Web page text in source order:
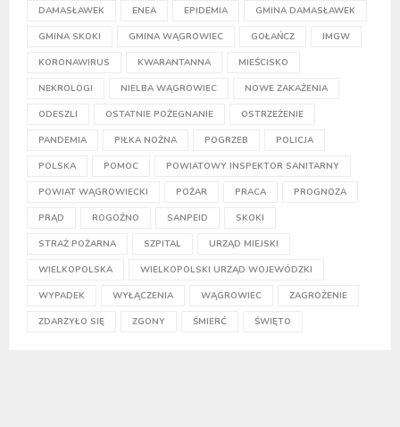
DAMASŁAWEK ENEA EPIDEMIA GMINA DAMASŁAWEK
GMINA SKOKI GMINA WĄGROWIEC GOŁAŃCZ IMGW
KORONAWIRUS KWARANTANNA MIEŚCISKO
NEKROLOGI NIELBA WĄGROWIEC NOWE ZAKAŻENIA
ODESZLI OSTATNIE POŻEGNANIE OSTRZEŻENIE
PANDEMIA PIŁKA NOŻNA POGRZEB POLICJA
POLSKA POMOC POWIATOWY INSPEKTOR SANITARNY
POWIAT WĄGROWIECKI POŻAR PRACA PROGNOZA
PRĄD ROGOŹNO SANPEID SKOKI
STRAŻ POŻARNA SZPITAL URZĄD MIEJSKI
WIELKOPOLSKA WIELKOPOLSKI URZĄD WOJEWÓDZKI
WYPADEK WYŁĄCZENIA WĄGROWIEC ZAGROŻENIE
ZDARZYŁO SIĘ ZGONY ŚMIERĆ ŚWIĘTO